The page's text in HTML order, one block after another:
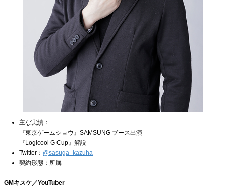
主な実績：
『東京ゲームショウ』SAMSUNG ブース出演
『Logicool G Cup』解説
Twitter： @sasuga_kazuha
契約形態：所属
GMキスケ／YouTuber